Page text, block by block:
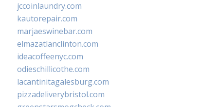
jccoinlaundry.com
kautorepair.com
marjaeswinebar.com
elmazatlanclinton.com
ideacoffeenyc.com
odieschillicothe.com
lacantinitagalesburg.com
pizzadeliverybristol.com